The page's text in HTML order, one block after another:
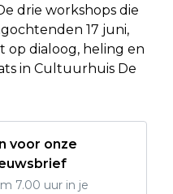
drie workshops die
17 juni,
op dialoog, heling en
in Cultuurhuis De
voor onze
7.00 uur in je